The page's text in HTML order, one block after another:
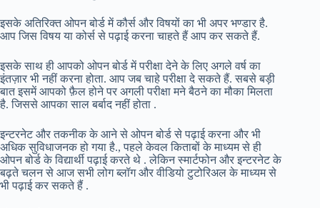
इसके अतिरिक्त ओपन बोर्ड में कौर्स और विषयों का भी अपर भण्डार है.
आप जिस विषय या कोर्स से पढ़ाई करना चाहते हैं आप कर सकते हैं.
इसके साथ ही आपको ओपन बोर्ड में परीक्षा देने के लिए अगले वर्ष का
इंतज़ार भी नहीं करना होता. आप जब चाहे परीक्षा दे सकते हैं. सबसे बड़ी
बात इसमें आपको फ़ैल होने पर अगली परीक्षा मने बैठने का मौका मिलता
है. जिससे आपका साल बर्बाद नहीं होता .
इन्टरनेट और तकनीक के आने से ओपन बोर्ड से पढ़ाई करना और भी
अधिक सुविधाजनक हो गया है., पहले केवल किताबों के माध्यम से ही
ओपन बोर्ड के विद्यार्थी पढ़ाई करते थे . लेकिन स्मार्टफोन और इन्टरनेट के
बढ़ते चलन से आज सभी लोग ब्लॉग और वीडियो टुटोरिअल के माध्यम से
भी पढ़ाई कर सकते हैं .